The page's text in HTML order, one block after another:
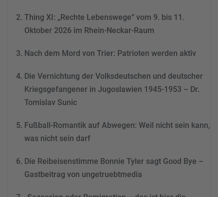
Mehr Informationen
Consent Management
&
Thing XI: „Rechte Lebenswege“ vom 9. bis 11.
Oktober 2026 im Rhein-Neckar-Raum
Nach dem Mord von Trier: Patrioten werden aktiv
Die Vernichtung der Volksdeutschen und deutscher
Kriegsgefangener in Jugoslawien 1945-1953 – Dr.
Tomislav Sunic
Fußball-Romantik auf Abwegen: Weil nicht sein kann,
was nicht sein darf
Die Reibeisenstimme Bonnie Tyler sagt Good Bye –
Gastbeitrag von ungetruebtmedia